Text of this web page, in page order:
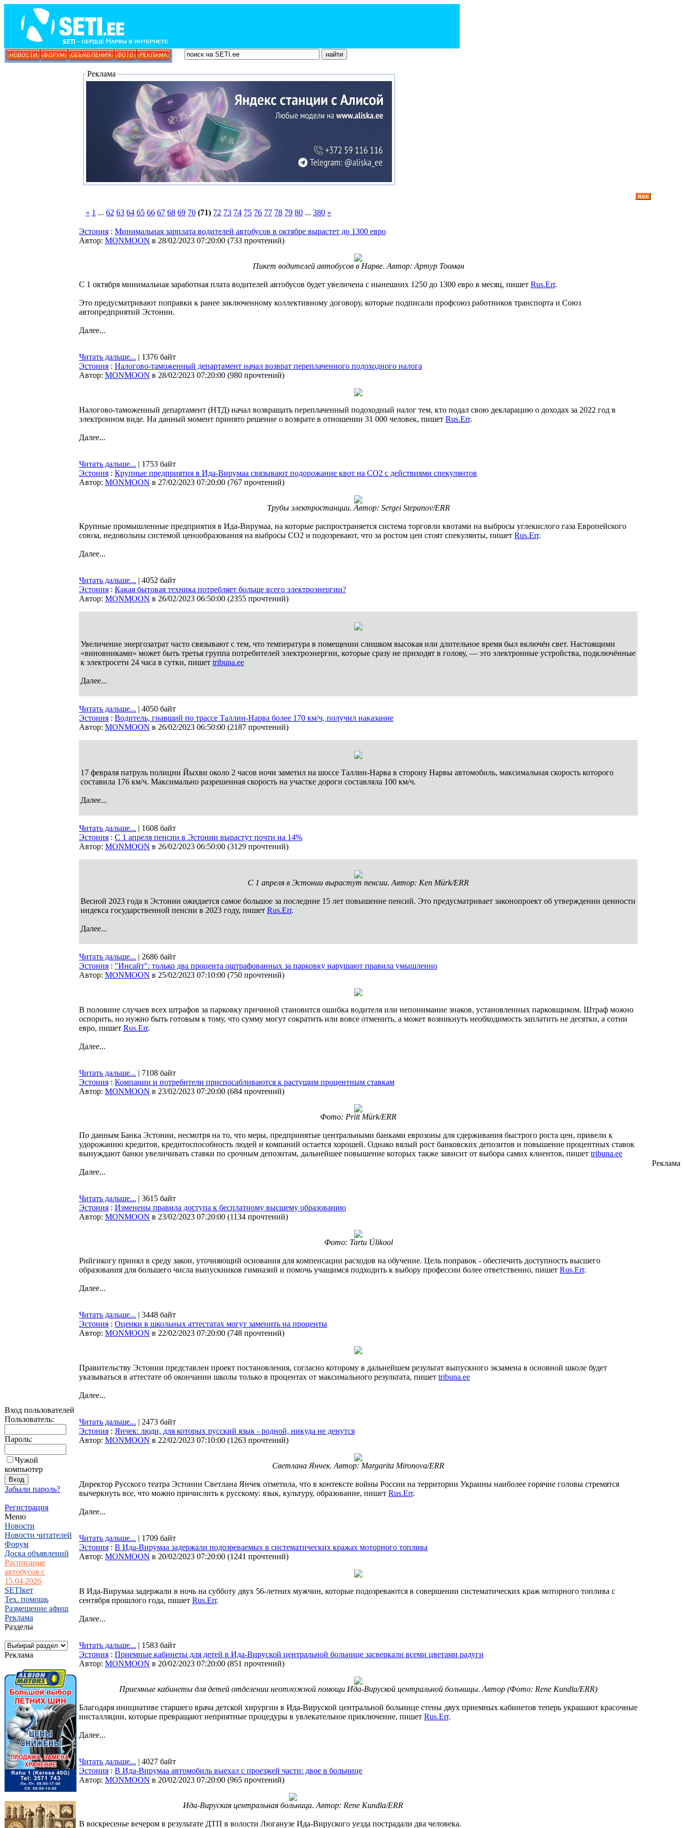
Вход пользователей
Пользователь:
Пароль:
Чужой
компьютер
Забыли пароль?
Регистрация
Меню
Новости
Новости читателей
Форум
Доска объявлений
Расписание
автобусов с
15.04.2026
SETIкет
Тех. помощь
Размещение афиш
Реклама
Разделы
Реклама
Реклама
« 1 ... 62 63 64 65 66 67 68 69 70 (71) 72 73 74 75 76 77 78 79 80 ... 380 »
Эстония : Минимальная зарплата водителей автобусов в октябре вырастет до 1300 евро
Автор: MONMOON в 28/02/2023 07:20:00 (733 прочтений)
Пикет водителей автобусов в Нарве. Автор: Артур Тооман
С 1 октября минимальная заработная плата водителей автобусов будет увеличена с нынешних 1250 до 1300 евро в месяц, пишет Rus.Err.
Это предусматривают поправки к ранее заключенному коллективному договору, которые подписали профсоюз работников транспорта и Союз
автопредприятий Эстонии.
Далее...
Читать дальше... | 1376 байт
Эстония : Налогово-таможенный департамент начал возврат переплаченного подоходного налога
Автор: MONMOON в 28/02/2023 07:20:00 (980 прочтений)
Налогово-таможенный департамент (НТД) начал возвращать переплаченный подоходный налог тем, кто подал свою декларацию о доходах за 2022 год в
электронном виде. На данный момент принято решение о возврате в отношении 31 000 человек, пишет Rus.Err.
Далее...
Читать дальше... | 1753 байт
Эстония : Крупные предприятия в Ида-Вирумаа связывают подорожание квот на CO2 с действиями спекулянтов
Автор: MONMOON в 27/02/2023 07:20:00 (767 прочтений)
Трубы электростанции. Автор: Sergei Stepanov/ERR
Крупные промышленные предприятия в Ида-Вирумаа, на которые распространяется система торговли квотами на выбросы углекислого газа Европейского
союза, недовольны системой ценообразования на выбросы CO2 и подозревают, что за ростом цен стоят спекулянты, пишет Rus.Err.
Далее...
Читать дальше... | 4052 байт
Эстония : Какая бытовая техника потребляет больше всего электроэнергии?
Автор: MONMOON в 26/02/2023 06:50:00 (2355 прочтений)
Увеличение энергозатрат часто связывают с тем, что температура в помещении слишком высокая или длительное время был включён свет. Настоящими
«виновниками» может быть третья группа потребителей электроэнергии, которые сразу не приходят в голову, — это электронные устройства, подключённые
к электросети 24 часа в сутки, пишет tribuna.ee
Далее...
Читать дальше... | 4050 байт
Эстония : Водитель, гнавший по трассе Таллин-Нарва более 170 км/ч, получил наказание
Автор: MONMOON в 26/02/2023 06:50:00 (2187 прочтений)
17 февраля патруль полиции Йыхви около 2 часов ночи заметил на шоссе Таллин-Нарва в сторону Нарвы автомобиль, максимальная скорость которого
составила 176 км/ч. Максимально разрешенная скорость на участке дороги составляла 100 км/ч.
Далее...
Читать дальше... | 1608 байт
Эстония : С 1 апреля пенсии в Эстонии вырастут почти на 14%
Автор: MONMOON в 26/02/2023 06:50:00 (3129 прочтений)
С 1 апреля в Эстонии вырастут пенсии. Автор: Ken Mürk/ERR
Весной 2023 года в Эстонии ожидается самое большое за последние 15 лет повышение пенсий. Это предусматривает законопроект об утверждении ценности
индекса государственной пенсии в 2023 году, пишет Rus.Err.
Далее...
Читать дальше... | 2686 байт
Эстония : "Инсайт": только два процента оштрафованных за парковку нарушают правила умышленно
Автор: MONMOON в 25/02/2023 07:10:00 (750 прочтений)
В половине случаев всех штрафов за парковку причиной становится ошибка водителя или непонимание знаков, установленных парковщиком. Штраф можно
оспорить, но нужно быть готовым к тому, что сумму могут сократить или вовсе отменить, а может возникнуть необходимость заплатить не десятки, а сотни
евро, пишет Rus.Err.
Далее...
Читать дальше... | 7108 байт
Эстония : Компании и потребители приспосабливаются к растущим процентным ставкам
Автор: MONMOON в 23/02/2023 07:20:00 (684 прочтений)
Фото: Priit Mürk/ERR
По данным Банка Эстонии, несмотря на то, что меры, предпринятые центральными банками еврозоны для сдерживания быстрого роста цен, привели к
удорожанию кредитов, кредитоспособность людей и компаний остается хорошей. Однако вялый рост банковских депозитов и повышение процентных ставок
вынуждают банки увеличивать ставки по срочным депозитам, дальнейшее повышение которых также зависит от выбора самих клиентов, пишет tribuna.ee
Далее...
Читать дальше... | 3615 байт
Эстония : Изменены правила доступа к бесплатному высшему образованию
Автор: MONMOON в 23/02/2023 07:20:00 (1134 прочтений)
Фото: Tartu Ülikool
Рийгикогу принял в среду закон, уточняющий основания для компенсации расходов на обучение. Цель поправок - обеспечить доступность высшего
образования для большего числа выпускников гимназий и помочь учащимся подходить к выбору профессии более ответственно, пишет Rus.Err.
Далее...
Читать дальше... | 3448 байт
Эстония : Оценки в школьных аттестатах могут заменить на проценты
Автор: MONMOON в 22/02/2023 07:20:00 (748 прочтений)
Правительству Эстонии представлен проект постановления, согласно которому в дальнейшем результат выпускного экзамена в основной школе будет
указываться в аттестате об окончании школы только в процентах от максимального результата, пишет tribuna.ee
Далее...
Читать дальше... | 2473 байт
Эстония : Янчек: люди, для которых русский язык - родной, никуда не денутся
Автор: MONMOON в 22/02/2023 07:10:00 (1263 прочтений)
Светлана Янчек. Автор: Margarita Mironova/ERR
Директор Русского театра Эстонии Светлана Янчек отметила, что в контексте войны России на территории Украины наиболее горячие головы стремятся
вычеркнуть все, что можно причислить к русскому: язык, культуру, образование, пишет Rus.Err.
Далее...
Читать дальше... | 1709 байт
Эстония : В Ида-Вирумаа задержали подозреваемых в систематических кражах моторного топлива
Автор: MONMOON в 20/02/2023 07:20:00 (1241 прочтений)
В Ида-Вирумаа задержали в ночь на субботу двух 56-летних мужчин, которые подозреваются в совершении систематических краж моторного топлива с
сентября прошлого года, пишет Rus.Err.
Далее...
Читать дальше... | 1583 байт
Эстония : Приемные кабинеты для детей в Ида-Вируской центральной больнице засверкали всеми цветами радуги
Автор: MONMOON в 20/02/2023 07:20:00 (851 прочтений)
Приемные кабинеты для детей отделении неотложной помощи Ида-Вируской центральной больницы. Автор (Фото: Rene Kundla/ERR)
Благодаря инициативе старшего врача детской хирургии в Ида-Вируской центральной больнице стены двух приемных кабинетов теперь украшают красочные
инсталляции, которые превращают неприятные процедуры в увлекательное приключение, пишет Rus.Err.
Далее...
Читать дальше... | 4027 байт
Эстония : В Ида-Вирумаа автомобиль выехал с проезжей части: двое в больнице
Автор: MONMOON в 20/02/2023 07:20:00 (965 прочтений)
Ида-Вируская центральная больница. Автор: Rene Kundla/ERR
В воскресенье вечером в результате ДТП в волости Люганузе Ида-Вируского уезда пострадали два человека.
Реклама